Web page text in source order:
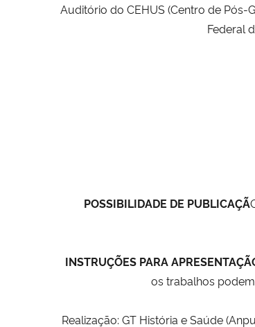
Auditório do CEHUS (Centro de Pós-
Federal
POSSIBILIDADE DE PUBLICAÇÃ
INSTRUÇÕES PARA
os trabalhos
Realização: GT História e Saúde